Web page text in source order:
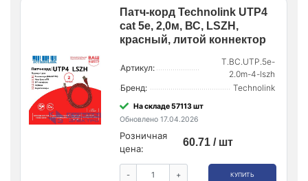
Патч-корд Technolink UTP4
cat 5e, 2,0м, ВС, LSZH,
красный, литой коннектор
Артикул:
T.BC.UTP.5e-
2.0m-4-lszh
Бренд:
Technolink
На складе 57113 шт
Обновлено 17.04.2026
Розничная
цена:
60.71 / шт
- + КУПИТЬ